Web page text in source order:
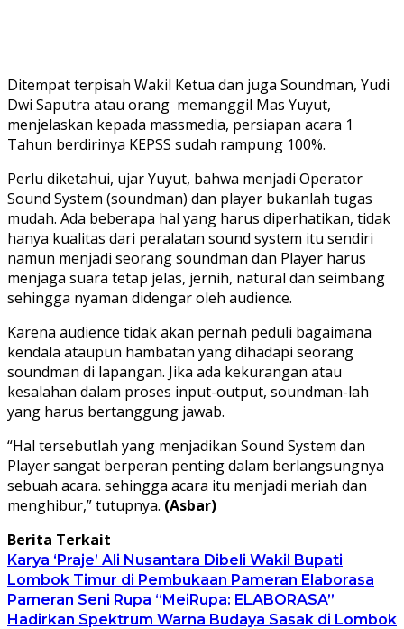
Ditempat terpisah Wakil Ketua dan juga Soundman, Yudi
Dwi Saputra atau orang memanggil Mas Yuyut,
menjelaskan kepada massmedia, persiapan acara 1
Tahun berdirinya KEPSS sudah rampung 100%.
Perlu diketahui, ujar Yuyut, bahwa menjadi Operator
Sound System (soundman) dan player bukanlah tugas
mudah. Ada beberapa hal yang harus diperhatikan, tidak
hanya kualitas dari peralatan sound system itu sendiri
namun menjadi seorang soundman dan Player harus
menjaga suara tetap jelas, jernih, natural dan seimbang
sehingga nyaman didengar oleh audience.
Karena audience tidak akan pernah peduli bagaimana
kendala ataupun hambatan yang dihadapi seorang
soundman di lapangan. Jika ada kekurangan atau
kesalahan dalam proses input-output, soundman-lah
yang harus bertanggung jawab.
“Hal tersebutlah yang menjadikan Sound System dan
Player sangat berperan penting dalam berlangsungnya
sebuah acara. sehingga acara itu menjadi meriah dan
menghibur,” tutupnya. (Asbar)
Berita Terkait
Karya ‘Praje’ Ali Nusantara Dibeli Wakil Bupati
Lombok Timur di Pembukaan Pameran Elaborasa
Pameran Seni Rupa “MeiRupa: ELABORASA”
Hadirkan Spektrum Warna Budaya Sasak di Lombok